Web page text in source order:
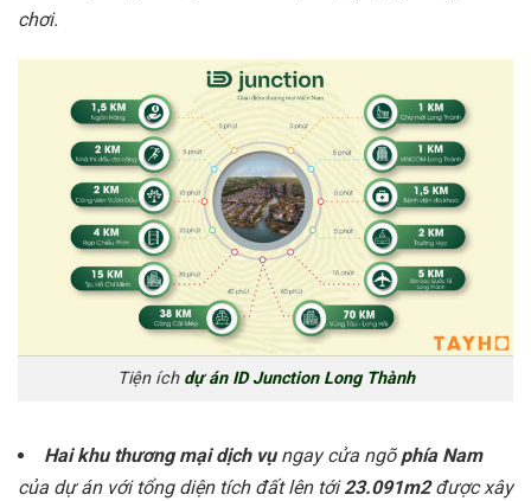
chơi.
Tiện ích dự án ID Junction Long Thành
Hai khu thương mại dịch vụngay cửa ngõ phía Nam
của dự án với tổng diện tích đất lên tới23.091m2được xây